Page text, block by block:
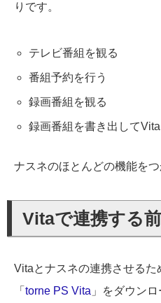
りです。
テレビ番組を観る
番組予約を行う
録画番組を観る
録画番組を書き出して
ナスネのほとんどの機能をつ
Vitaで連携する
Vitaとナスネの連携させるた
「 torne PS Vita 」をダウン